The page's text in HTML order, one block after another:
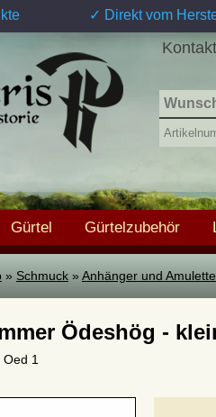
✓ Direkt vom
Kontakt
Gürtel Gürtelzubehör
» Schmuck »Anhänger und Amulette
Ödeshög -
1